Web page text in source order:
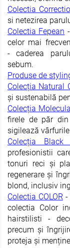
Colectia
si netezirea
Colectia Fepean
celor mai
- caderea
sebum.
Produse de
Colecția Natural
și sustenabilă
Colecția
firele de păr din
sigilează
Colecția Black
profesionistii
tonuri reci și
regenerare și
blond, inclusiv
Colectia COLOR-
colectia Color
hairstilisti -
precum și
proteja și